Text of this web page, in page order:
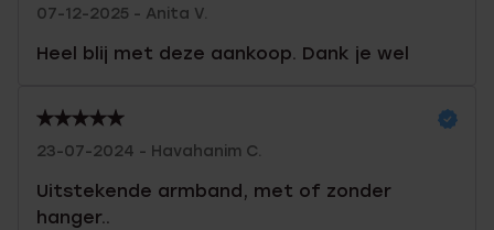
07-12-2025 - Anita V.
Heel blij met deze aankoop. Dank je wel
23-07-2024 - Havahanim C.
Uitstekende armband, met of zonder
hanger..